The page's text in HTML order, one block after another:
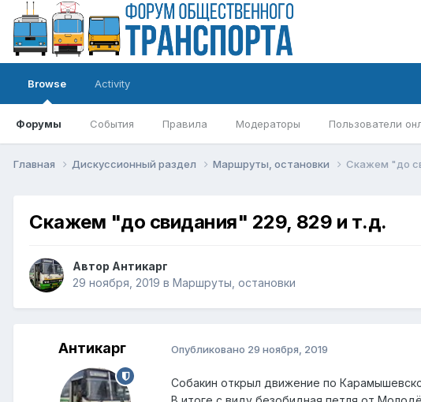
Browse
Форумы События Правила Модераторы Пользователи
Activity
Главная Дискуссионный раздел Маршруты, остановки Скажем "до
Скажем "до свидания" 229, 829 и т.д.
Автор Антикарг
29 ноября, 2019 в Маршруты, остановки
Антикарг Опубликовано 29 ноября, 2019
Собакин открыл движение по